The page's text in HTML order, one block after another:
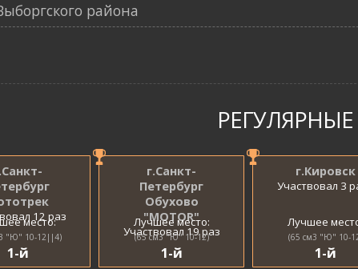
района
12 раз
место:
"Ю" 10-12||4)
1-й
г.Санкт-
Петербург
Обухово
"MOTOR"
Участвовал 19 раз
Лучшее место:
(65 см3 "Ю" 10-12)
1-й
г.Кировск
Участвовал 3
Лучшее
(65 см3 "Ю" 10-
1-й